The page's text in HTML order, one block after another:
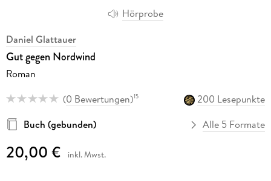
Hörprobe
Daniel Glattauer
Gut gegen Nordwind
Roman
(0 Bewertungen)15
200 Lesepunkte
Buch (gebunden)
Alle 5 Formate
20,00 € inkl. Mwst.